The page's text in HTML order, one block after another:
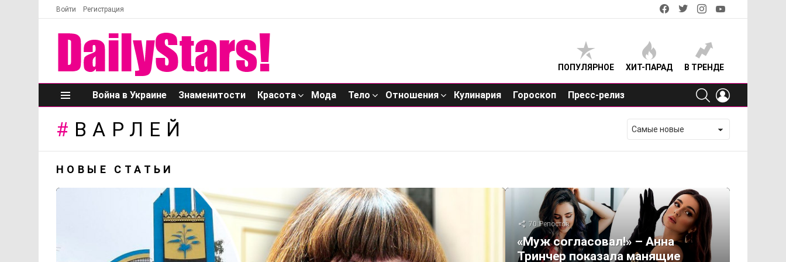
Войти Регистрация
facebooktwitterinstagram
ПОПУЛЯРНОЕ ХИТ-ПАРАД В ТРЕНДЕ
Меню
Война в Украине Знаменитости Красота Мода Тело Отношения Кулинария Гороскоп Пресс-релиз
SEARCH
ВАРЛЕЙ
НОВЫЕ СТАТЬИ
70 Репостов
«Муж согласовал!» – Анна
Тринчер показала манящие